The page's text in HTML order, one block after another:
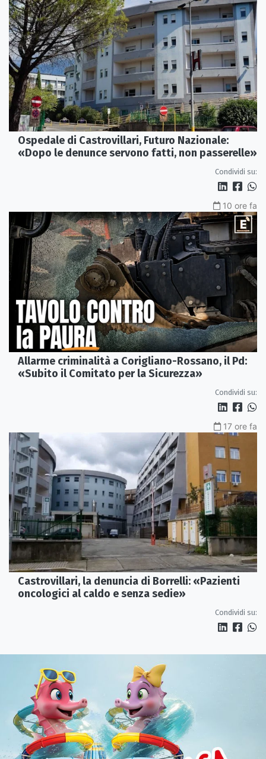
Ospedale di Castrovillari, Futuro Nazionale:
«Dopo le denunce servono fatti, non passerelle»
Condividi su:
10 ore fa
Allarme criminalità a Corigliano-Rossano, il Pd:
«Subito il Comitato per la Sicurezza»
Condividi su:
17 ore fa
Castrovillari, la denuncia di Borrelli: «Pazienti
oncologici al caldo e senza sedie»
Condividi su: